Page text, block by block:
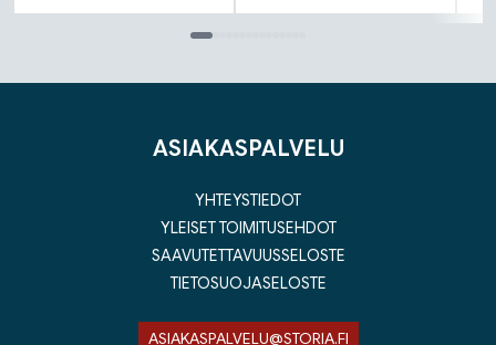
ASIAKASPALVELU
YHTEYSTIEDOT
YLEISET TOIMITUSEHDOT
SAAVUTETTAVUUSSELOSTE
TIETOSUOJASELOSTE
ASIAKASPALVELU@STORIA.FI